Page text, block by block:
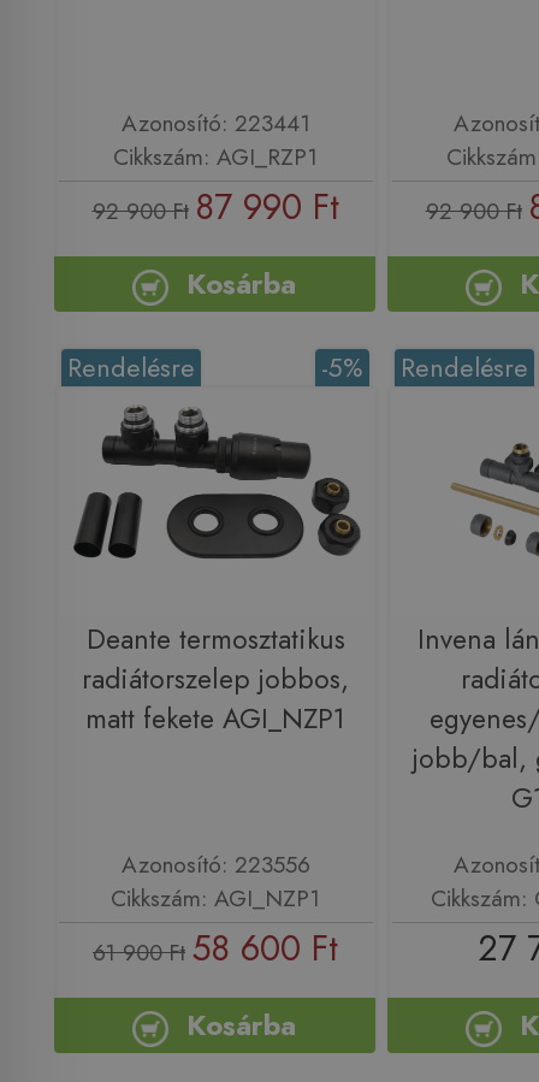
Azonosító: 223441
Cikkszám: AGI_RZP1
92 900 Ft 87 990 Ft
Kosárba
92 900 Ft
-5%
Rendelésre
Deante termosztatikus
radiátorszelep jobbos,
matt fekete AGI_NZP1
Azonosító: 223556
Cikkszám: AGI_NZP1
61 900 Ft 58 600 Ft
Kosárba
Rendelésre
Invena
jobb/bal,
27